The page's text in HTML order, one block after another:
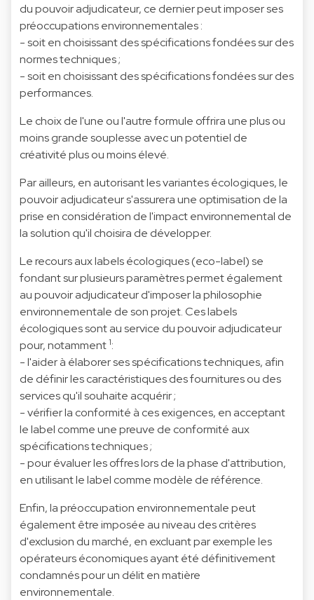
du pouvoir adjudicateur, ce dernier peut imposer ses
préoccupations environnementales :
- soit en choisissant des spécifications fondées sur des
normes techniques ;
- soit en choisissant des spécifications fondées sur des
performances.
Le choix de l'une ou l'autre formule offrira une plus ou
moins grande souplesse avec un potentiel de
créativité plus ou moins élevé.
Par ailleurs, en autorisant les variantes écologiques, le
pouvoir adjudicateur s'assurera une optimisation de la
prise en considération de l'impact environnemental de
la solution qu'il choisira de développer.
Le recours aux labels écologiques (eco-label) se
fondant sur plusieurs paramètres permet également
au pouvoir adjudicateur d'imposer la philosophie
environnementale de son projet. Ces labels
écologiques sont au service du pouvoir adjudicateur
pour, notamment1:
- l'aider à élaborer ses spécifications techniques, afin
de définir les caractéristiques des fournitures ou des
services qu'il souhaite acquérir ;
- vérifier la conformité à ces exigences, en acceptant
le label comme une preuve de conformité aux
spécifications techniques ;
- pour évaluer les offres lors de la phase d'attribution,
en utilisant le label comme modèle de référence.
Enfin, la préoccupation environnementale peut
également être imposée au niveau des critères
d'exclusion du marché, en excluant par exemple les
opérateurs économiques ayant été définitivement
condamnés pour un délit en matière
environnementale.